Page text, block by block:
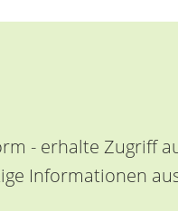
- erhalte Zugriff
Informationen